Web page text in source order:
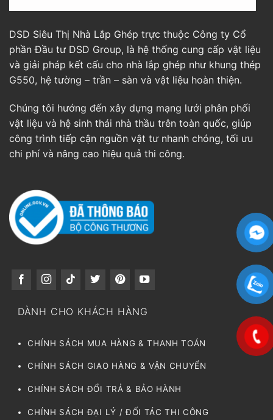
DSD Siêu Thị Nhà Lắp Ghép trực thuộc Công ty Cổ
phần Đầu tư DSD Group, là hệ thống cung cấp vật liệu
và giải pháp kết cấu cho nhà lắp ghép như khung thép
G550, hệ tường – trần – sàn và vật liệu hoàn thiện.
Chúng tôi hướng đến xây dựng mạng lưới phân phối
vật liệu và hệ sinh thái nhà thầu trên toàn quốc, giúp
công trình tiếp cận nguồn vật tư nhanh chóng, tối ưu
chi phí và nâng cao hiệu quả thi công.
DÀNH CHO KHÁCH HÀNG
CHÍNH SÁCH MUA HÀNG & THANH TOÁN
CHÍNH SÁCH GIAO HÀNG & VẬN CHUYỂN
CHÍNH SÁCH ĐỔI TRẢ & BẢO HÀNH
CHÍNH SÁCH ĐẠI LÝ / ĐỐI TÁC THI CÔNG